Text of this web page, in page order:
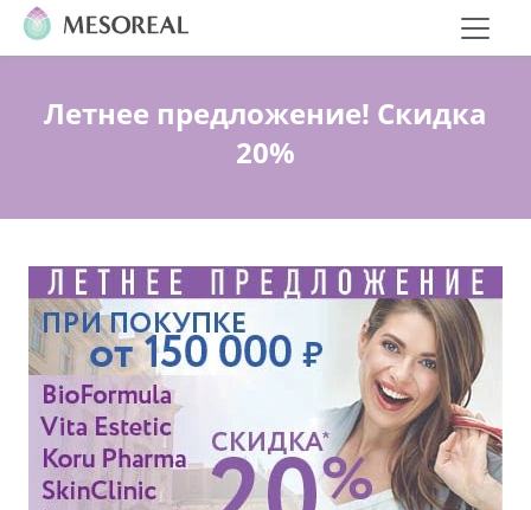
Летнее предложение! Скидка
20%